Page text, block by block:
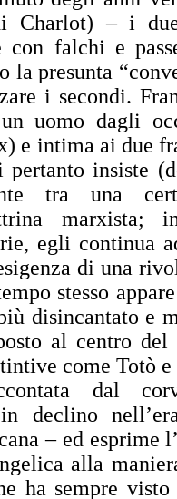
Charlot) – i
con falchi e
la presunta
i secondi.
uomo dagli
e intima ai due
insiste
tra una
marxista;
egli continua
di una
stesso
disincantato e
al centro
come Totò
dal
declino
– ed esprime
alla
ha sempre